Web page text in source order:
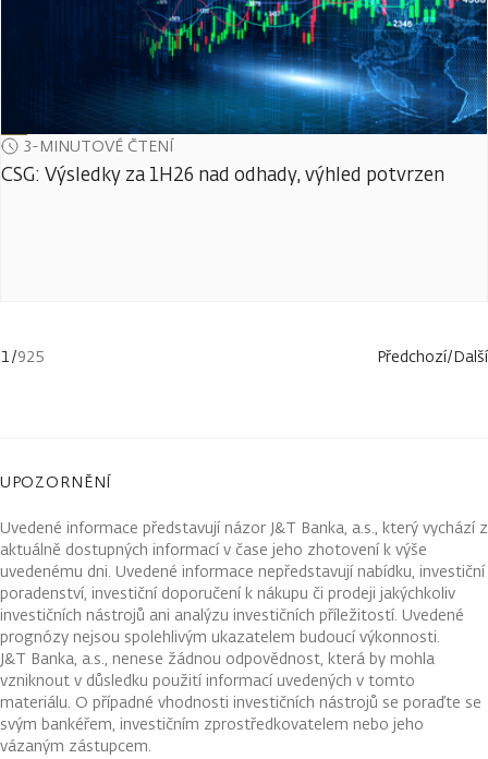
3-MINUTOVÉ ČTENÍ
CSG: Výsledky za 1H26 nad odhady, výhled potvrzen
1/925 Předchozí/Další
UPOZORNĚNÍ
Uvedené informace představují názor J&T Banka, a.s., který vychází z
aktuálně dostupných informací v čase jeho zhotovení k výše
uvedenému dni. Uvedené informace nepředstavují nabídku, investiční
poradenství, investiční doporučení k nákupu či prodeji jakýchkoliv
investičních nástrojů ani analýzu investičních příležitostí. Uvedené
prognózy nejsou spolehlivým ukazatelem budoucí výkonnosti.
J&T Banka, a.s., nenese žádnou odpovědnost, která by mohla
vzniknout v důsledku použití informací uvedených v tomto
materiálu. O případné vhodnosti investičních nástrojů se poraďte se
svým bankéřem, investičním zprostředkovatelem nebo jeho
vázaným zástupcem.